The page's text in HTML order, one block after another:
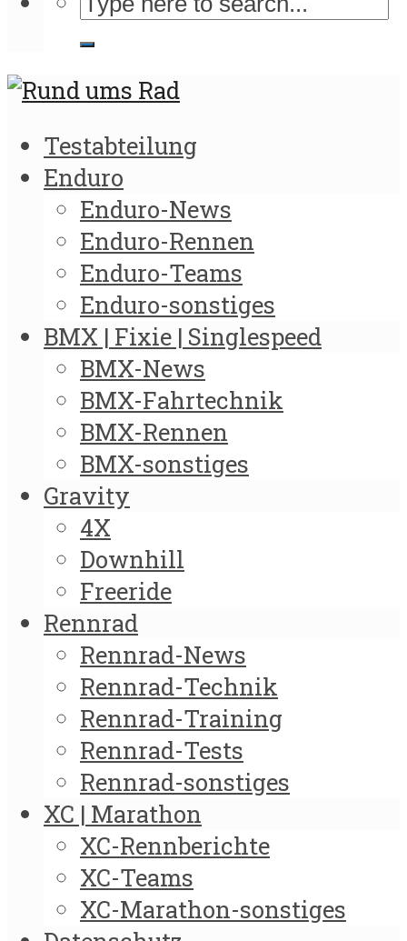
Testabteilung
Enduro
Enduro-News
Enduro-Rennen
Enduro-Teams
Enduro-sonstiges
BMX | Fixie | Singlespeed
BMX-News
BMX-Fahrtechnik
BMX-Rennen
BMX-sonstiges
Gravity
4X
Downhill
Freeride
Rennrad
Rennrad-News
Rennrad-Technik
Rennrad-Training
Rennrad-Tests
Rennrad-sonstiges
XC | Marathon
XC-Rennberichte
XC-Teams
XC-Marathon-sonstiges